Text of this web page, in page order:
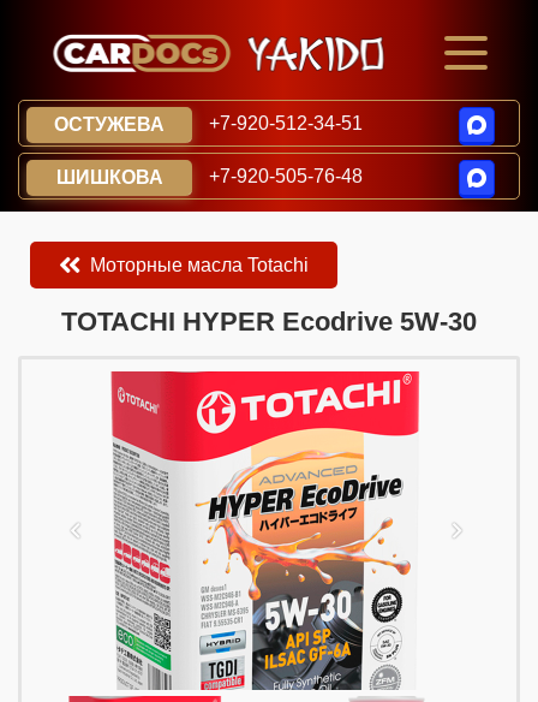
ОСТУЖЕВА +7-920-512-34-51
ШИШКОВА +7-920-505-76-48
Моторные масла Totachi
​​​​TOTACHI HYPER Ecodrive 5W-30